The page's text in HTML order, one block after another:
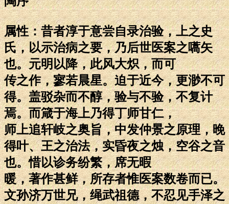
属性：昔者淳于意尝自录治验，上之史
氏，以示治病之要，乃后世医案之嚆矢
也。元明以降，此风大炽，而可
传之作，寥若晨星。迫于近今，更渺不可
得。盖驳杂而不醇，验与不验，不复计
焉。而箴于海上乃得丁师甘仁，
师上追轩岐之奥旨，中发仲景之原理，晚
得叶、王之治法，实昏夜之烛，空谷之音
也。惜以诊务纷繁，席无暇
暖，著作甚鲜，所存者惟医案数卷而已。
文孙济万世兄，绳武祖德，不忍见手泽之